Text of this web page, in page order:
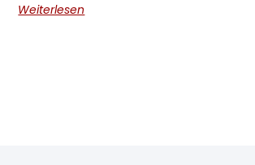
Weiterlesen